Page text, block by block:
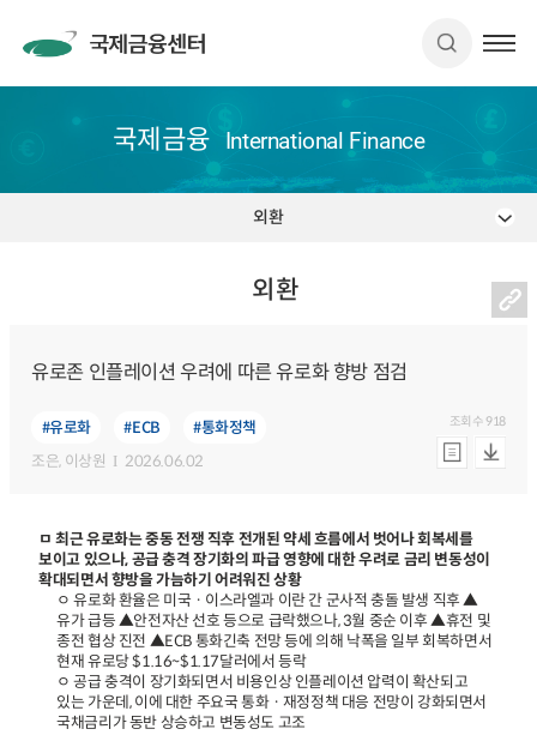
국제금융 International Finance
외환
외환
유로존 인플레이션 우려에 따른 유로화 향방 점검
#유로화 #ECB
#통화정책
조은, 이상원 2026.06.02
조회수918
ㅁ 최근 유로화는 중동 전쟁 직후 전개된 약세 흐름에서 벗어나 회복세를
보이고 있으나, 공급 충격 장기화의 파급 영향에 대한 우려로 금리 변동성이
확대되면서 향방을 가늠하기 어려워진 상황
ㅇ 유로화 환율은 미국ㆍ이스라엘과 이란 간 군사적 충돌 발생 직후 ▲
유가 급등 ▲안전자산 선호 등으로 급락했으나, 3월 중순 이후 ▲휴전 및
종전 협상 진전 ▲ECB 통화긴축 전망 등에 의해 낙폭을 일부 회복하면서
현재 유로당 $1.16~$1.17달러에서 등락
ㅇ 공급 충격이 장기화되면서 비용인상 인플레이션 압력이 확산되고
있는 가운데, 이에 대한 주요국 통화ㆍ재정정책 대응 전망이 강화되면서
국채금리가 동반 상승하고 변동성도 고조